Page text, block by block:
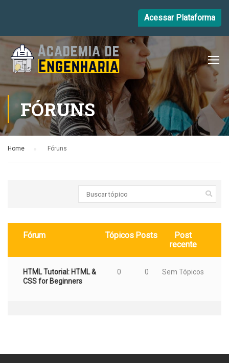
Acessar Plataforma
FÓRUNS
Home Fóruns
Fórum Tópicos Posts
Post
recente
HTML Tutorial: HTML &
CSS for Beginners
0 0 Sem Tópicos